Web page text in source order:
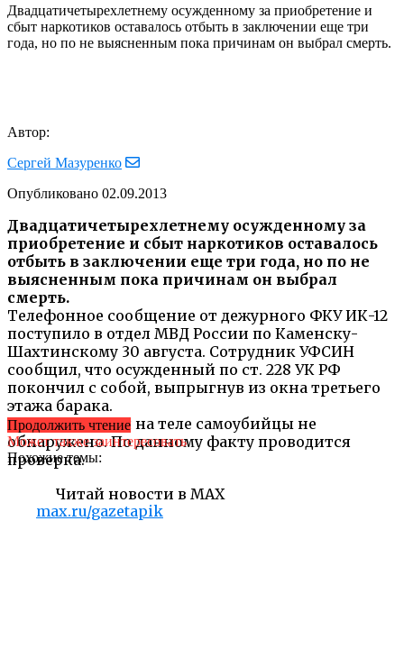
Двадцатичетырехлетнему осужденному за приобретение и
сбыт наркотиков оставалось отбыть в заключении еще три
года, но по не выясненным пока причинам он выбрал смерть.
Автор:
Сергей Мазуренко
Опубликовано 02.09.2013
Двадцатичетырехлетнему осужденному за
приобретение и сбыт наркотиков оставалось
отбыть в заключении еще три года, но по не
выясненным пока причинам он выбрал
смерть.
Телефонное сообщение от дежурного ФКУ ИК-12
поступило в отдел МВД России по Каменску-
Шахтинскому 30 августа. Сотрудник УФСИН
сообщил, что осужденный по ст. 228 УК РФ
покончил с собой, выпрыгнув из окна третьего
этажа барака.
Следов насилия на теле самоубийцы не
обнаружено. По данному факту проводится
проверка.
Читай новости в MAX
max.ru/gazetapik
Продолжить чтение
Может также заинтересовать
Похожие темы: